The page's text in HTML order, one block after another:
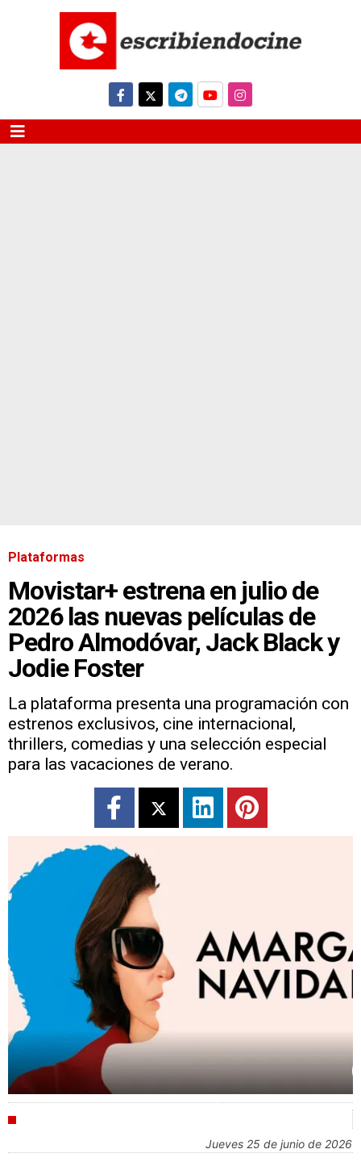
Plataformas
Movistar+ estrena en julio de
2026 las nuevas películas de
Pedro Almodóvar, Jack Black y
Jodie Foster
La plataforma presenta una programación con
estrenos exclusivos, cine internacional,
thrillers, comedias y una selección especial
para las vacaciones de verano.
jueves 25 de junio de 2026